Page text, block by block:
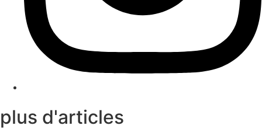
plus d'articles